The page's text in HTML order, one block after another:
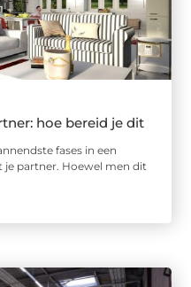
hoe bereid je dit
fases in een
je partner. Hoewel men dit